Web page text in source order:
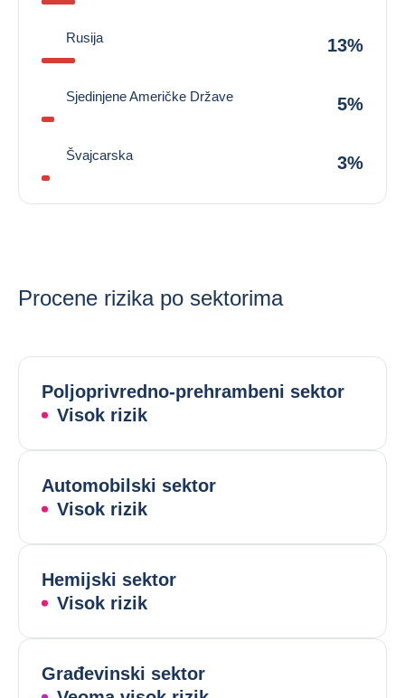
Rusija 13%
Sjedinjene Američke Države 5%
Švajcarska 3%
Procene rizika po sektorima
Poljoprivredno-prehrambeni sektor
Visok rizik
Automobilski sektor
Visok rizik
Hemijski sektor
Visok rizik
Građevinski sektor